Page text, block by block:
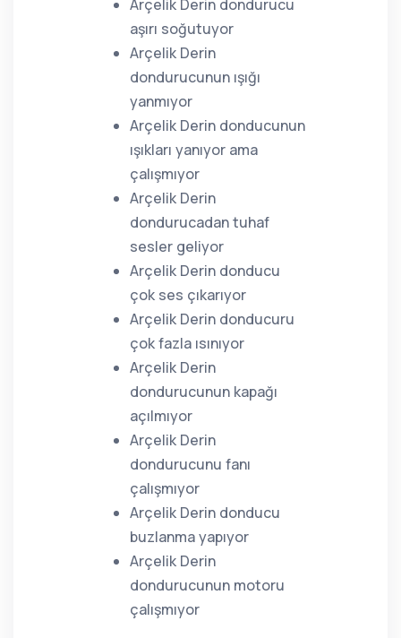
Arçelik Derin dondurucu
aşırı soğutuyor
Arçelik Derin
dondurucunun ışığı
yanmıyor
Arçelik Derin donducunun
ışıkları yanıyor ama
çalışmıyor
Arçelik Derin
dondurucadan tuhaf
sesler geliyor
Arçelik Derin donducu
çok ses çıkarıyor
Arçelik Derin donducuru
çok fazla ısınıyor
Arçelik Derin
dondurucunun kapağı
açılmıyor
Arçelik Derin
dondurucunu fanı
çalışmıyor
Arçelik Derin donducu
buzlanma yapıyor
Arçelik Derin
dondurucunun motoru
çalışmıyor